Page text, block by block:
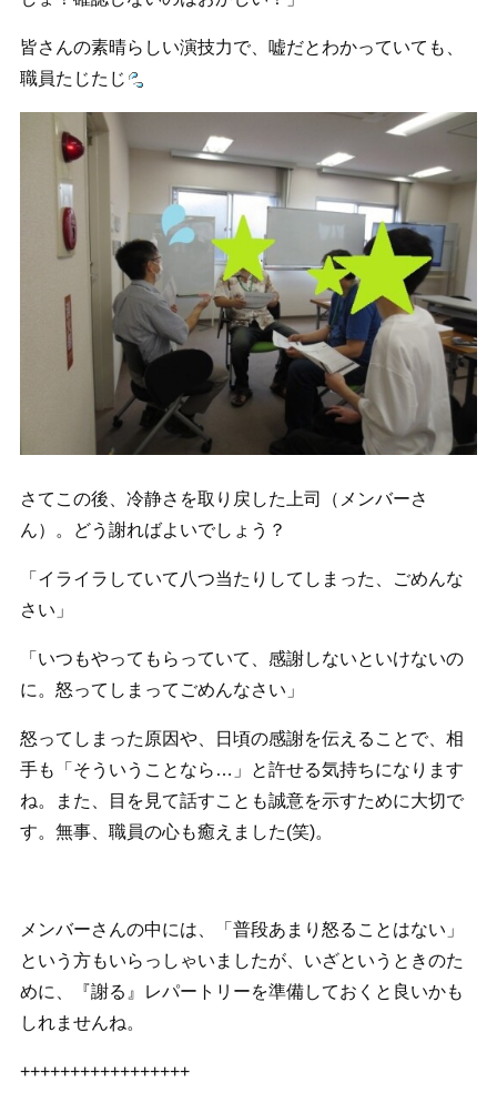
皆さんの素晴らしい演技力で、嘘だとわかっていても、
職員たじたじ
さてこの後、冷静さを取り戻した上司（メンバーさ
ん）。どう謝ればよいでしょう？
「イライラしていて八つ当たりしてしまった、ごめんな
さい」
「いつもやってもらっていて、感謝しないといけないの
に。怒ってしまってごめんなさい」
怒ってしまった原因や、日頃の感謝を伝えることで、相
手も「そういうことなら…」と許せる気持ちになります
ね。また、目を見て話すことも誠意を示すために大切で
す。無事、職員の心も癒えました(笑)。
メンバーさんの中には、「普段あまり怒ることはない」
という方もいらっしゃいましたが、いざというときのた
めに、『謝る』レパートリーを準備しておくと良いかも
しれませんね。
+++++++++++++++++